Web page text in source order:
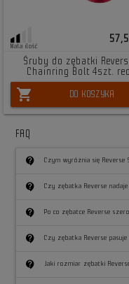
Mała ilość
Śruby do zębatki
Chainring Bolt 4szt. red
shopping_cart DO KOSZYKA
FAQ
contact_support Czym wyróżnia się Reverse
contact_support Czy zębatka Reverse
contact_support Po co zębatce Reverse
contact_support Czy zębatka Reverse pasuje
contact_support Jaki rozmiar zębatki